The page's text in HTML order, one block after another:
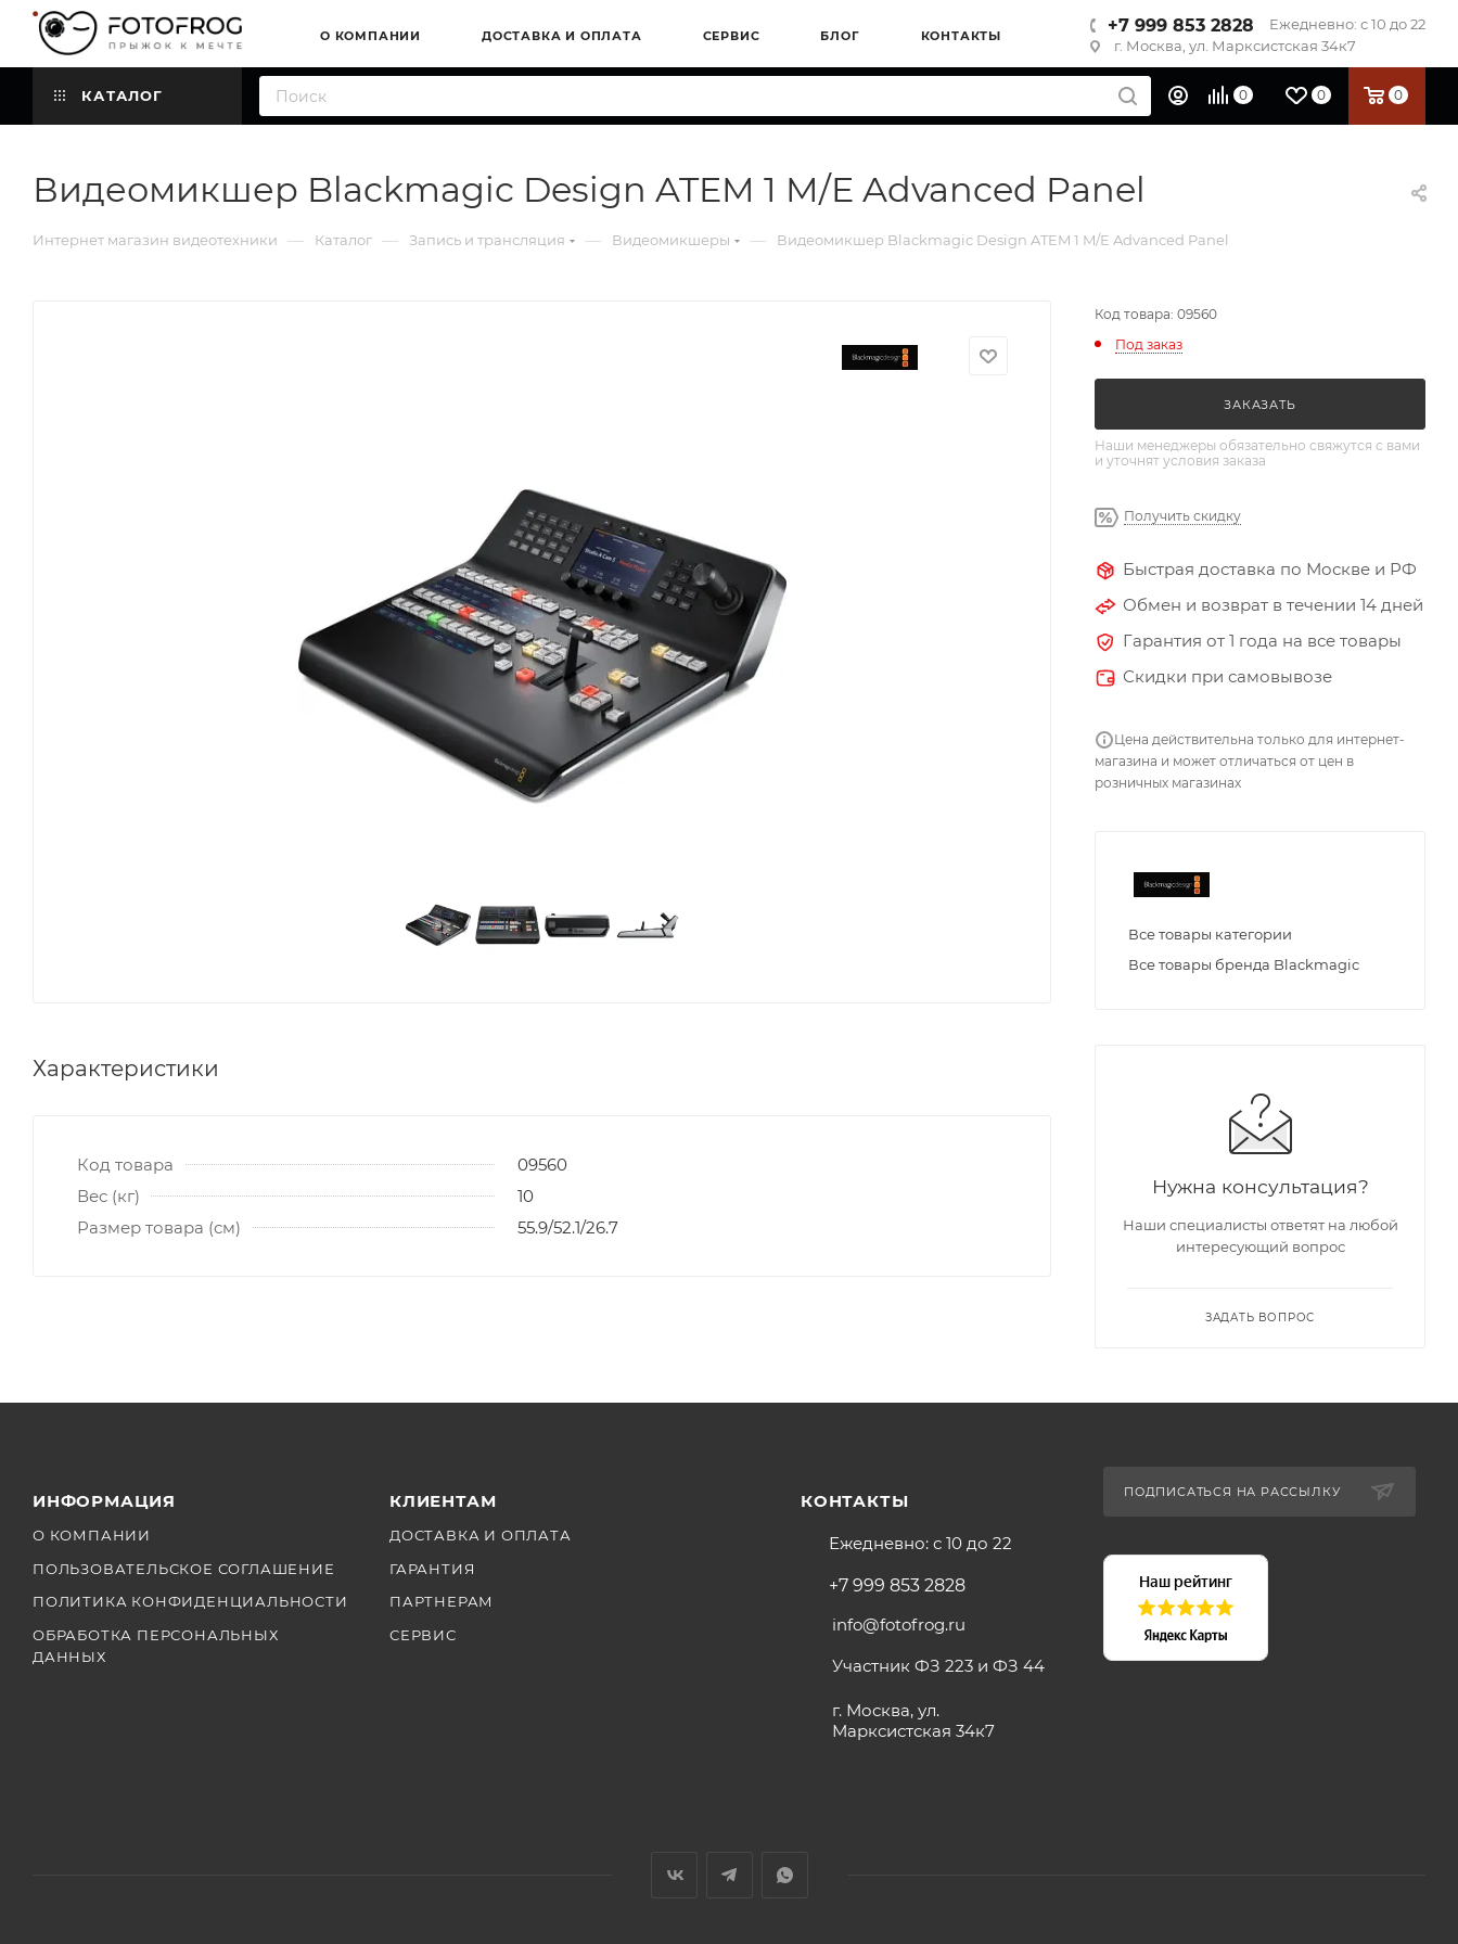
О КОМПАНИИ ДОСТАВКА И ОПЛАТА СЕРВИС БЛОГ КОНТАКТЫ
+7 999 853 2828
Ежедневно: с 10 до 22
г. Москва, ул. Марксистская 34к7
КАТАЛОГ 0 0 0
Видеомикшер Blackmagic Design ATEM 1 M/E Advanced Panel
Интернет магазин видеотехники — Каталог — Запись и трансляция — Видеомикшеры — Видеомикшер Blackmagic Design ATEM 1 M/E Advanced Panel
Характеристики
Код товара
09560
Вес (кг)
10
Размер товара (см)
55.9/52.1/26.7
Код товара: 09560
Под заказ
ЗАКАЗАТЬ
Наши менеджеры обязательно свяжутся с вами
и уточнят условия заказа
Получить скидку
Быстрая доставка по Москве и РФ
Обмен и возврат в течении 14 дней
Гарантия от 1 года на все товары
Скидки при самовывозе
Цена действительна только для интернет-
магазина и может отличаться от цен в
розничных магазинах
Все товары категории
Все товары бренда Blackmagic
Нужна консультация?
Наши специалисты ответят на любой
интересующий вопрос
ЗАДАТЬ ВОПРОС
ИНФОРМАЦИЯ
О КОМПАНИИ
ПОЛЬЗОВАТЕЛЬСКОЕ СОГЛАШЕНИЕ
ПОЛИТИКА КОНФИДЕНЦИАЛЬНОСТИ
ОБРАБОТКА ПЕРСОНАЛЬНЫХ
ДАННЫХ
КЛИЕНТАМ
ДОСТАВКА И ОПЛАТА
ГАРАНТИЯ
ПАРТНЕРАМ
СЕРВИС
КОНТАКТЫ
Ежедневно: с 10 до 22
+7 999 853 2828
info@fotofrog.ru
Участник ФЗ 223 и ФЗ 44
г. Москва, ул.
Марксистская 34к7
ПОДПИСАТЬСЯ НА РАССЫЛКУ